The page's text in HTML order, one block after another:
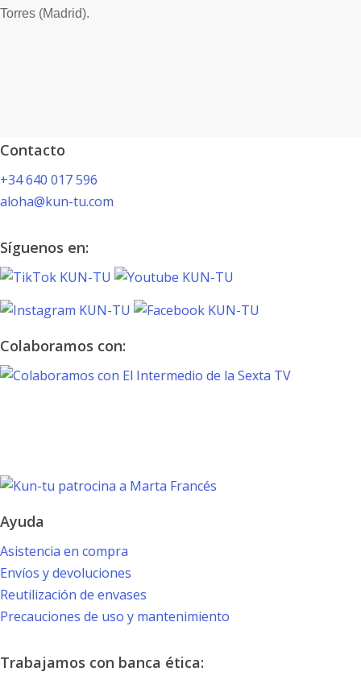
Torres (Madrid).
Contacto
+34 640 017 596
aloha@kun-tu.com
Síguenos en:
Colaboramos con:
Ayuda
Asistencia en compra
Envíos y devoluciones
Reutilización de envases
Precauciones de uso y mantenimiento
Trabajamos con banca ética: